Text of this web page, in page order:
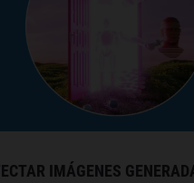
IMÁGENES